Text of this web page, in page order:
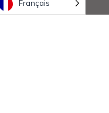
Français